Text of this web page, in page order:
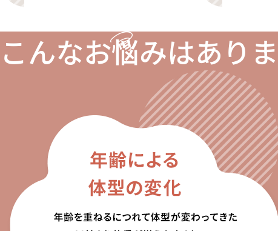
こんなお悩みはあり